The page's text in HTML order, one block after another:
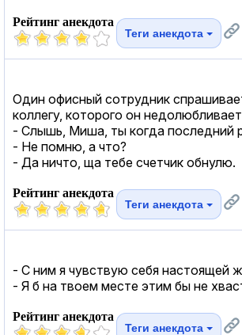
Рейтинг анекдота
Теги анекдота
Один офисный сотрудник
коллегу, которого он
- Слышь, Миша, ты когда последний
- Не помню, а что?
- Да ничто, ща тебе счетчик обнулю.
Рейтинг анекдота
Теги анекдота
- С ним я чувствую себя настоящей
- Я б на твоем месте этим бы не
Рейтинг анекдота
Теги анекдота